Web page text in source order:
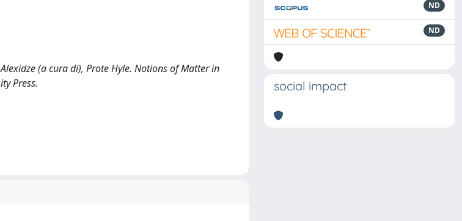
(a cura di), Prote Hyle. Notions of Matter in
Press.
ND
ND
social impact